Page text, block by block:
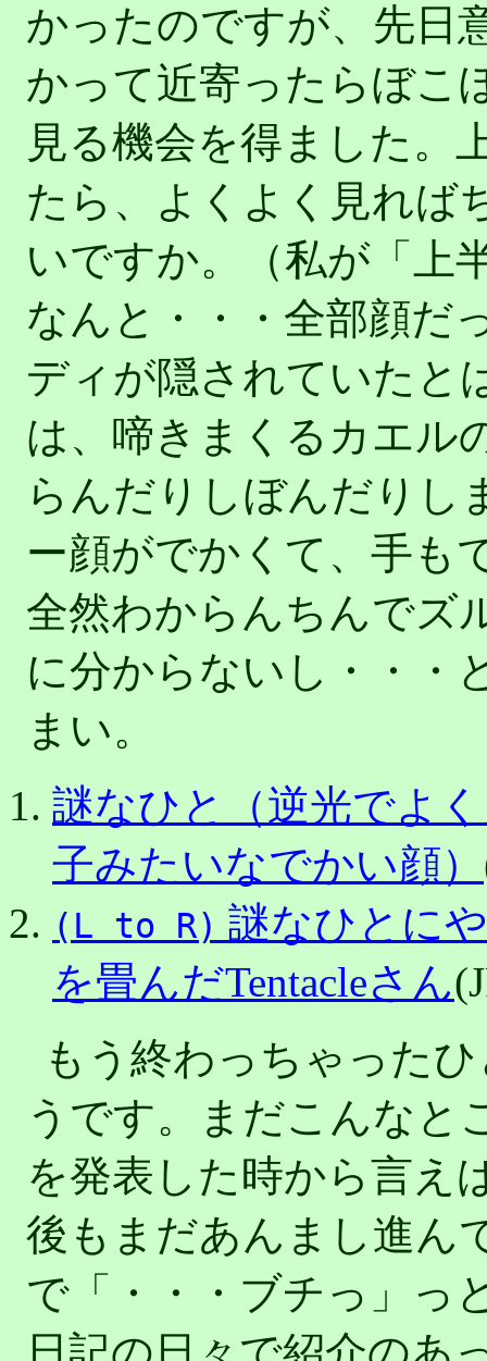
かったのですが、先日
かって近寄ったらぼこ
見る機会を得ました。
たら、よくよく見れば
いですか。（私が「上
なんと・・・全部顔だ
ディが隠されていたと
は、啼きまくるカエル
らんだりしぼんだりし
ー顔がでかくて、手も
全然わからんちんでズ
に分からないし・・・
まい。
謎なひと（逆光でよ
子みたいなでかい顔）
(L to R) 謎なひとに
を畳んだTentacleさん
もう終わっちゃった
うです。まだこんなと
を発表した時から言え
後もまだあんまし進ん
で「・・・ブチっ」っ